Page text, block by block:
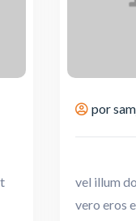
por
vel illum
vero eros